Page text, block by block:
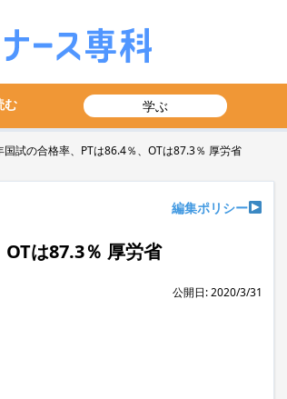
む 学ぶ
国試の合格率、PTは86.4％、OTは87.3％ 厚労省
編集ポリシー
OTは87.3％ 厚労省
公開日: 2020/3/31